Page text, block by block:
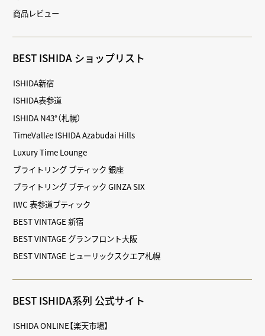
商品レビュー
BEST ISHIDA ショップリスト
ISHIDA新宿
ISHIDA表参道
ISHIDA N43°（札幌）
TimeVallée ISHIDA Azabudai Hills
Luxury Time Lounge
ブライトリング ブティック 銀座
ブライトリング ブティック GINZA SIX
IWC 表参道ブティック
BEST VINTAGE 新宿
BEST VINTAGE グランフロント大阪
BEST VINTAGE ヒューリックスクエア札幌
BEST ISHIDA系列 公式サイト
ISHIDA ONLINE【楽天市場】